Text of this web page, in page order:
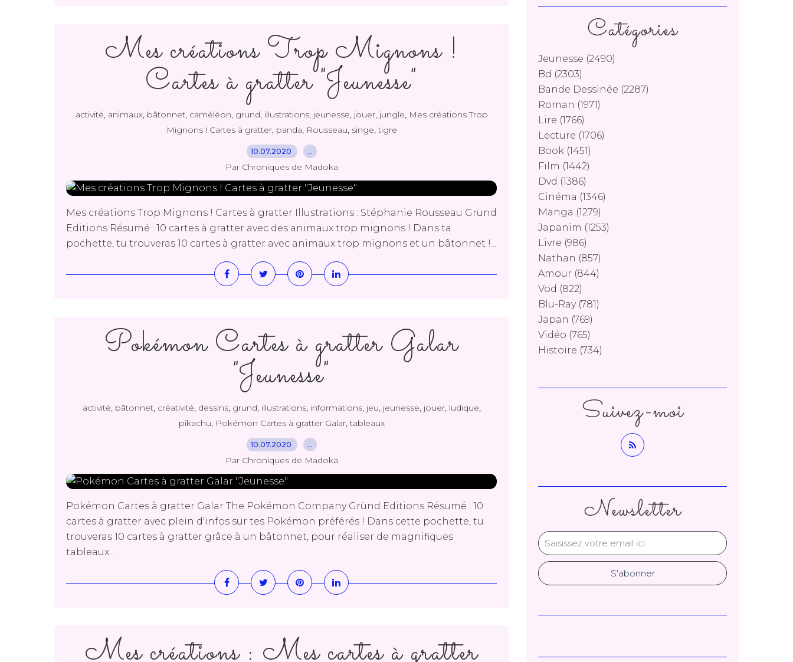
Mes créations Trop Mignons !
Cartes à gratter "Jeunesse"
activité, animaux, bâtonnet, caméléon, grund, illustrations, jeunesse, jouer, jungle, Mes créations Trop
Mignons ! Cartes à gratter, panda, Rousseau, singe,tigre
10.07.2020 …
Par Chroniques de Madoka
Mes créations Trop Mignons ! Cartes à gratter Illustrations : Stéphanie Rousseau Gründ
Editions Résumé : 10 cartes à gratter avec des animaux trop mignons ! Dans ta
pochette, tu trouveras 10 cartes à gratter avec animaux trop mignons et un bâtonnet !...
Pokémon Cartes à gratter Galar
"Jeunesse"
activité, bâtonnet, créativité, dessins, grund, illustrations, informations, jeu, jeunesse, jouer, ludique,
pikachu, Pokémon Cartes à gratter Galar,tableaux
10.07.2020 …
Par Chroniques de Madoka
Pokémon Cartes à gratter Galar The Pokémon Company Gründ Editions Résumé : 10
cartes à gratter avec plein d'infos sur tes Pokémon préférés ! Dans cette pochette, tu
trouveras 10 cartes à gratter grâce à un bâtonnet, pour réaliser de magnifiques
tableaux...
Mes créations : Mes cartes à gratter
Newsletter
Catégories
Jeunesse (2490)
Bd (2303)
Bande Dessinée (2287)
Roman (1971)
Lire (1766)
Lecture (1706)
Book (1451)
Film (1442)
Dvd (1386)
Cinéma (1346)
Manga (1279)
Japanim (1253)
Livre (986)
Nathan (857)
Amour (844)
Vod (822)
Blu-Ray(781)
Japan (769)
Vidéo (765)
Histoire (734)
Suivez-moi